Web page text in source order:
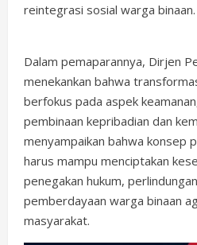
reintegrasi sosial warga binaan.
Dalam pemaparannya, Dirjen
menekankan bahwa
berfokus pada aspek
pembinaan kepribadian dan
menyampaikan bahwa konsep
harus mampu menciptakan
penegakan hukum,
pemberdayaan warga binaan
masyarakat.